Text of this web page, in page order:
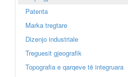
Patenta
Marka tregtare
Dizenjo industriale
Treguesit gjeografik
Topografia e qarqeve të integruara